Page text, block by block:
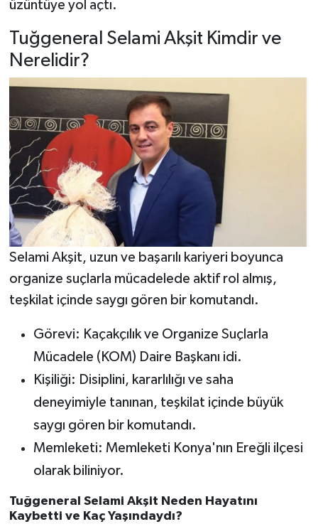
üzüntüye yol açtı.
Tuğgeneral Selami Akşit Kimdir ve
Nerelidir?
Selami Akşit, uzun ve başarılı kariyeri boyunca
organize suçlarla mücadelede aktif rol almış,
teşkilat içinde saygı gören bir komutandı.
Görevi: Kaçakçılık ve Organize Suçlarla
Mücadele (KOM) Daire Başkanı idi.
Kişiliği: Disiplini, kararlılığı ve saha
deneyimiyle tanınan, teşkilat içinde büyük
saygı gören bir komutandı.
Memleketi: Memleketi Konya'nın Ereğli ilçesi
olarak biliniyor.
Tuğgeneral Selami Akşit Neden Hayatını
Kaybetti ve Kaç Yaşındaydı?